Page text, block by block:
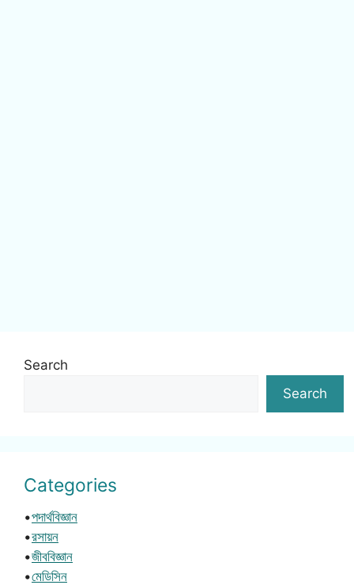
Search
Search
Categories
•পদার্থবিজ্ঞান
•রসায়ন
•জীববিজ্ঞান
•মেডিসিন